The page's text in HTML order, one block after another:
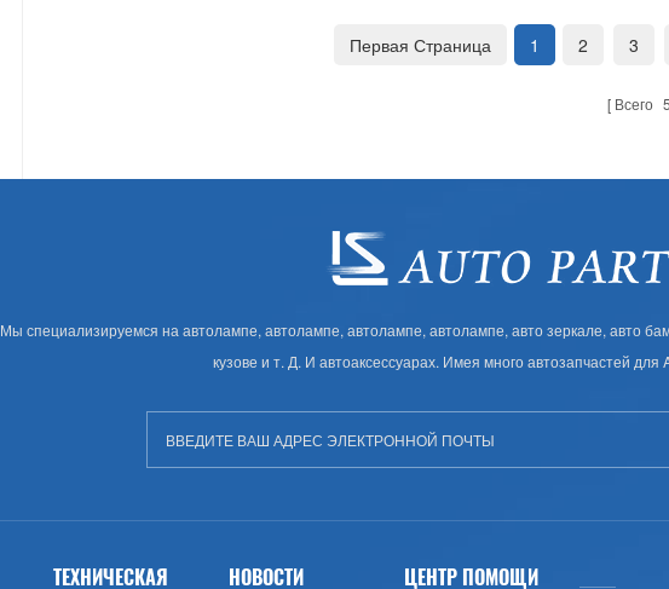
Первая Страница 1 2 3
Всего 5
Мы специализируемся на автолампе, автолампе, автолампе, автолампе, авто зеркале, авто
кузове и т. Д. И автоаксессуарах. Имея много автозапчастей для
ТЕХНИЧЕСКАЯ
НОВОСТИ ЦЕНТР ПОМОЩИ